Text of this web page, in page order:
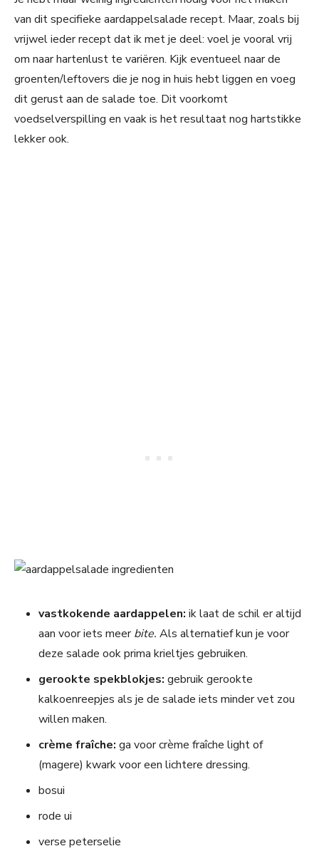
van dit specifieke aardappelsalade recept. Maar, zoals bij
vrijwel ieder recept dat ik met je deel: voel je vooral vrij
om naar hartenlust te variëren. Kijk eventueel naar de
groenten/leftovers die je nog in huis hebt liggen en voeg
dit gerust aan de salade toe. Dit voorkomt
voedselverspilling en vaak is het resultaat nog hartstikke
lekker ook.
vastkokende aardappelen: ik laat de schil er altijd
aan voor iets meerbite. Als alternatief kun je voor
deze salade ook prima krieltjes gebruiken.
gerookte spekblokjes: gebruik gerookte
kalkoenreepjes als je de salade iets minder vet zou
willen maken.
crème fraîche: ga voor crème fraîche light of
(magere) kwark voor een lichtere dressing.
bosui
rode ui
verse peterselie